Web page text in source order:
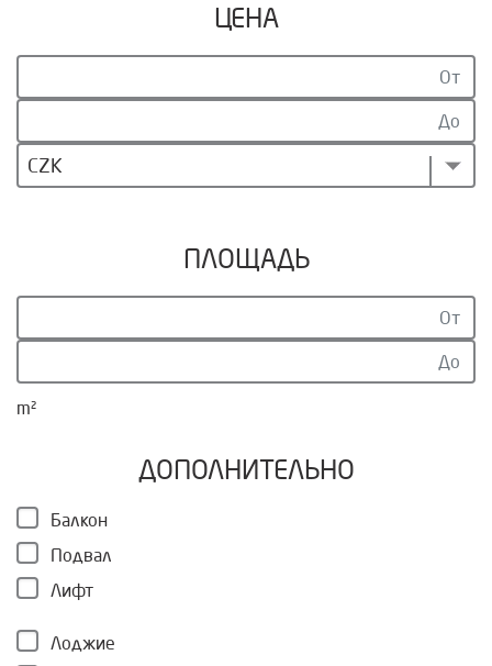
ЦЕНА
CZK
ПЛОЩАДЬ
m²
ДОПОЛНИТЕЛЬНО
Балкон
Подвал
Лифт
Лоджие